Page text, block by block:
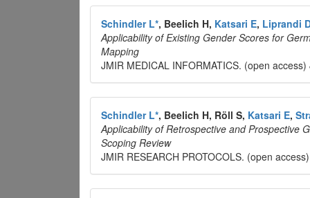
Schindler L*, Beelich H, Katsari E, Liprandi
Applicability of Existing Gender Scores for
Mapping
JMIR MEDICAL INFORMATICS. (open access)
Schindler L*, Beelich H, Röll S, Katsari E,
Applicability of Retrospective and Prospective
Scoping Review
JMIR RESEARCH PROTOCOLS. (open